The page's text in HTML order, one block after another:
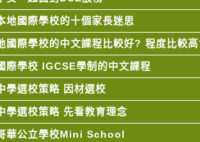
地國際學校的十個家長迷思
國際學校的中文課程比較好? 程度比較
際學校 IGCSE學制的中文課程
學選校策略 因材選校
學選校策略 先看教育理念
華公立學校Mini School